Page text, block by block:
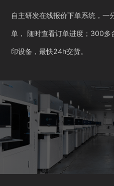
自主研发在线报价下单系统，一
单， 随时查看订单进度；300
印设备，最快24h交货。